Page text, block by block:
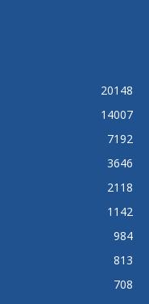
20148
14007
7192
3646
2118
1142
984
813
708